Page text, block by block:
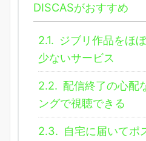
DISCASがおすすめ
2.1. ジブリ作品をほ
少ないサービス
2.2. 配信終了の心配
ングで視聴できる
2.3. 自宅に届いてポ